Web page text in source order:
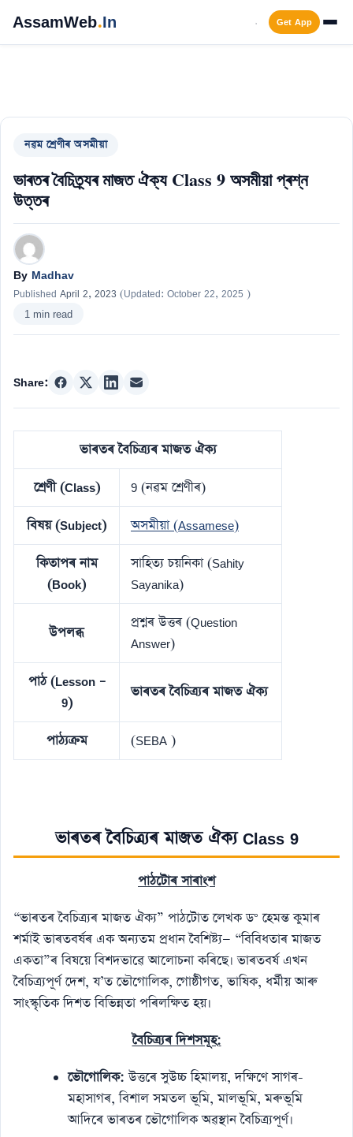
AssamWeb.In Get App
নৱম শ্ৰেণীৰ অসমীয়া
ভাৰতৰ বৈচিত্র্যৰ মাজত ঐক্য Class 9 অসমীয়া প্ৰশ্ন
উত্তৰ
By Madhav
Published April 2, 2023 (Updated: October 22, 2025 )
1 min read
Share:
ভাৰতৰ বৈচিত্র্যৰ মাজত ঐক্য
শ্ৰেণী (Class) 9 (নৱম শ্ৰেণীৰ)
বিষয় (Subject) অসমীয়া (Assamese)
কিতাপৰ নাম
(Book)
সাহিত্য চয়নিকা (Sahity
Sayanika)
উপলব্ধ
প্ৰশ্নৰ উত্তৰ (Question
Answer)
পাঠ (Lesson –
9)
ভাৰতৰ বৈচিত্র্যৰ মাজত ঐক্য
পাঠ্যক্ৰম (SEBA )
ভাৰতৰ বৈচিত্র্যৰ মাজত ঐক্য Class 9
পাঠটোৰ সাৰাংশ
“ভাৰতৰ বৈচিত্ৰ্যৰ মাজত ঐক্য” পাঠটোত লেখক ড° হেমন্ত কুমাৰ
শৰ্মাই ভাৰতবৰ্ষৰ এক অন্যতম প্ৰধান বৈশিষ্ট্য— “বিবিধতাৰ মাজত
একতা”ৰ বিষয়ে বিশদভাৱে আলোচনা কৰিছে। ভাৰতবৰ্ষ এখন
বৈচিত্ৰ্যপূৰ্ণ দেশ, য’ত ভৌগোলিক, গোষ্ঠীগত, ভাষিক, ধৰ্মীয় আৰু
সাংস্কৃতিক দিশত বিভিন্নতা পৰিলক্ষিত হয়।
বৈচিত্ৰ্যৰ দিশসমূহ:
ভৌগোলিক: উত্তৰে সুউচ্চ হিমালয়, দক্ষিণে সাগৰ-
মহাসাগৰ, বিশাল সমতল ভূমি, মালভূমি, মৰুভূমি
আদিৰে ভাৰতৰ ভৌগোলিক অৱস্থান বৈচিত্ৰ্যপূৰ্ণ।